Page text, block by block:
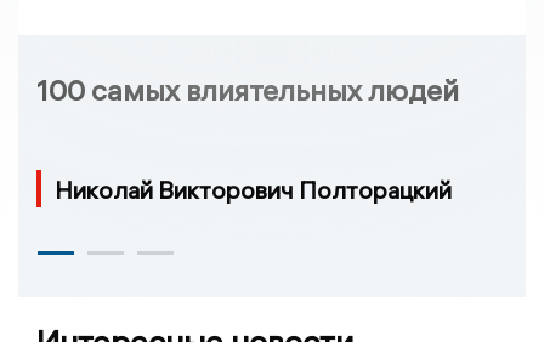
100 самых влиятельных людей
Николай Викторович Полторацкий